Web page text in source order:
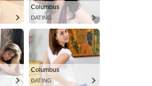
Columbus
DATING
Columbus
DATING